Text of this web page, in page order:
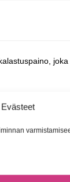
Evästeet
Ei